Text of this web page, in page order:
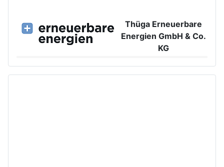
Thüga Erneuerbare
Energien GmbH & Co.
KG
www.ee.thuega.de